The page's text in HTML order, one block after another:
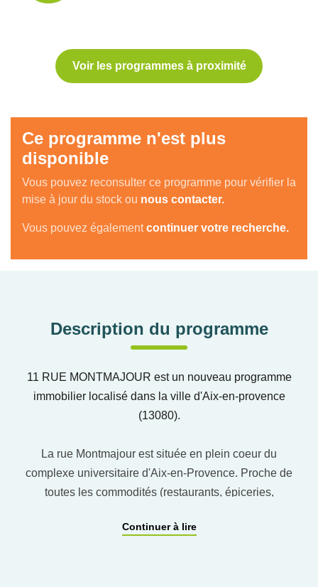
Voir les programmes à proximité
Ce programme n'est plus
disponible
Vous pouvez reconsulter ce programme pour vérifier la
mise à jour du stock ou nous contacter.
Vous pouvez égalementcontinuer votre recherche.
Description du programme
11 RUE MONTMAJOUR est un nouveau programme
immobilier localisé dans la ville d'Aix-en-provence
(13080).
La rue Montmajour est située en plein coeur du
complexe universitaire d'Aix-en-Provence. Proche de
toutes les commodités (restaurants, épiceries,
est également très bien desservie par 5 Ligne de
Continuer à lire